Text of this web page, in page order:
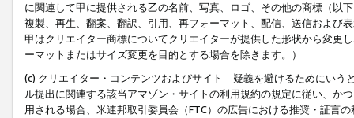
に関連して甲に提供される乙の名前、写真、ロゴ、その他の商標（以
複製、再生、翻案、翻訳、引用、再フォーマット、配信、送信および
甲はクリエイター商標についてクリエイターが提供した形状から変更
ーマットまたはサイズ変更を目的とする場合を除きます。）
(c) クリエイター・コンテンツおよびサイト 疑義を避けるためにいう
ル提出に関連する該当アマゾン・サイトの利用規約の規定に従い、か
用される場合、米連邦取引委員会（FTC）の広告における推奨・証言